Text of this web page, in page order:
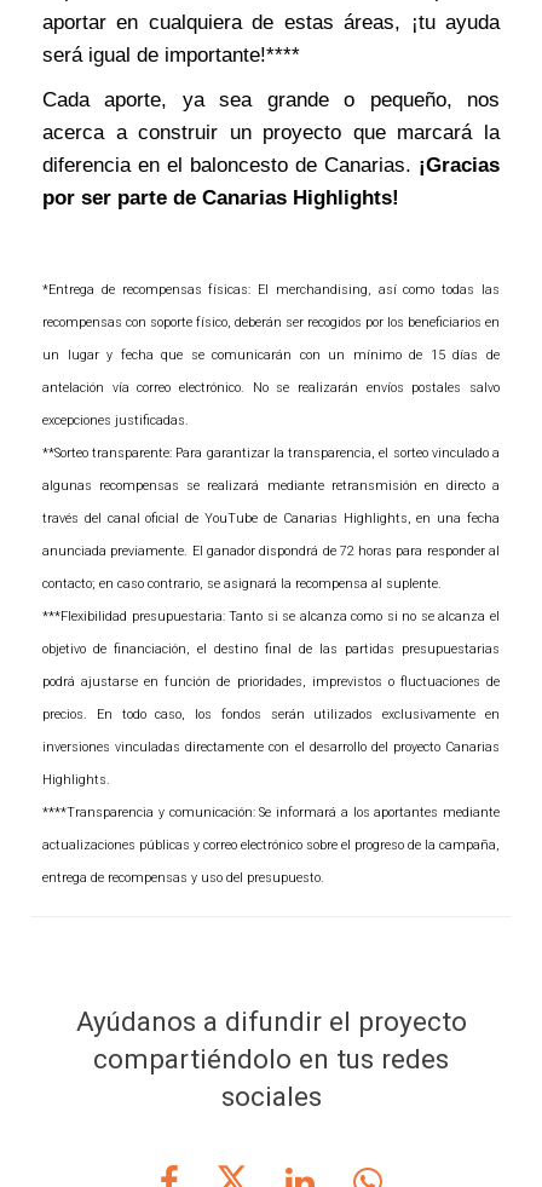
aportar en cualquiera de estas áreas, ¡tu ayuda
será igual de importante!****
Cada aporte, ya sea grande o pequeño, nos
acerca a construir un proyecto que marcará la
diferencia en el baloncesto de Canarias. ¡Gracias
por ser parte de Canarias Highlights!
*Entrega de recompensas físicas: El merchandising, así como todas las
recompensas con soporte físico, deberán ser recogidos por los beneficiarios en
un lugar y fecha que se comunicarán con un mínimo de 15 días de
antelación vía correo electrónico. No se realizarán envíos postales salvo
excepciones justificadas.
**Sorteo transparente: Para garantizar la transparencia, el sorteo vinculado a
algunas recompensas se realizará mediante retransmisión en directo a
través del canal oficial de YouTube de Canarias Highlights, en una fecha
anunciada previamente. El ganador dispondrá de 72 horas para responder al
contacto; en caso contrario, se asignará la recompensa al suplente.
***Flexibilidad presupuestaria: Tanto si se alcanza como si no se alcanza el
objetivo de financiación, el destino final de las partidas presupuestarias
podrá ajustarse en función de prioridades, imprevistos o fluctuaciones de
precios. En todo caso, los fondos serán utilizados exclusivamente en
inversiones vinculadas directamente con el desarrollo del proyecto Canarias
Highlights.
****Transparencia y comunicación: Se informará a los aportantes mediante
actualizaciones públicas y correo electrónico sobre el progreso de la campaña,
entrega de recompensas y uso del presupuesto.
Ayúdanos a difundir el proyecto
compartiéndolo en tus redes
sociales